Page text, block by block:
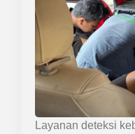
Layanan deteksi